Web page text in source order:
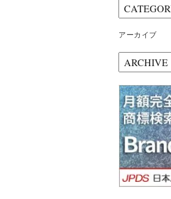
アーカイブ
ー
カ
イ
ブ